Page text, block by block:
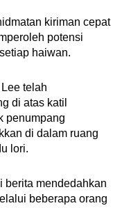
kiriman cepat
potensi
haiwan.
telah
di atas katil
penumpang
di dalam ruang
lori.
berita mendedahkan
beberapa orang